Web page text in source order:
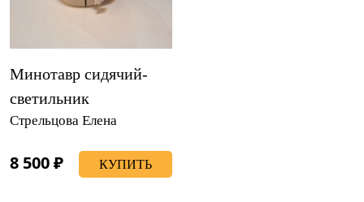
Минотавр сидячий-
светильник
Стрельцова Елена
8 500 ₽ КУПИТЬ